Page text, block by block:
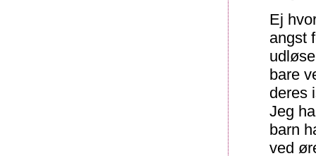
Ej
angst
bare
deres
Jeg
barn
ved